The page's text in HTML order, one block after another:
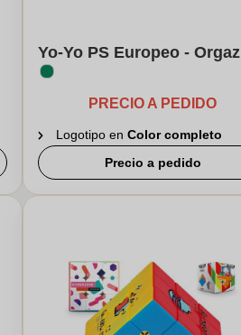
Yo-Yo PS Europeo - Orgaz
PRECIO A PEDIDO
Logotipo en Color completo
Precio a pedido